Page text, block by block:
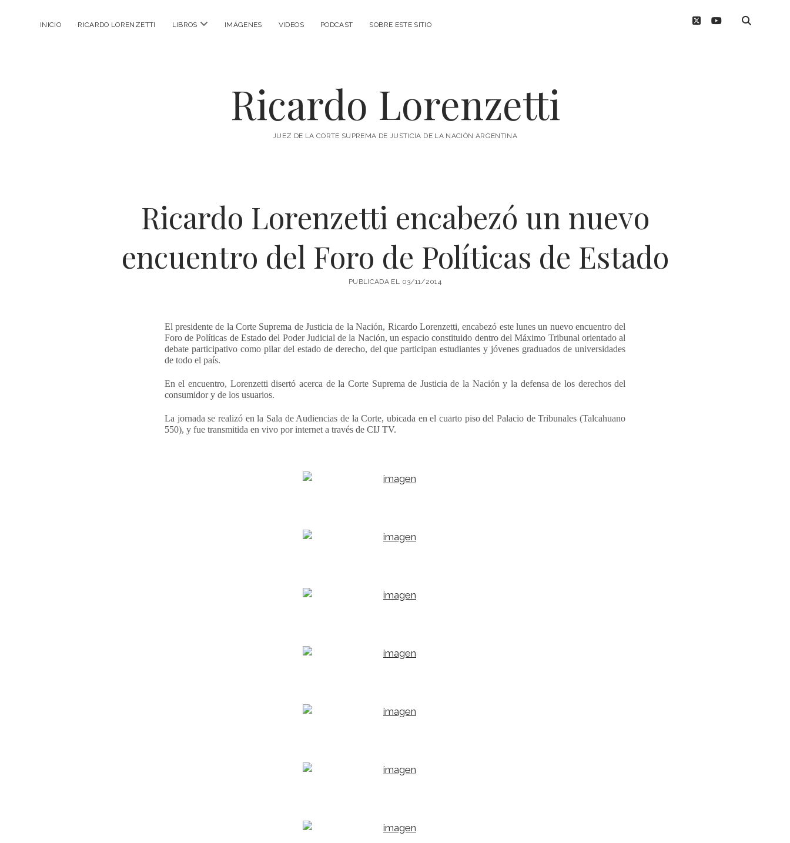
INICIO RICARDO LORENZETTI LIBROS abrir
IMÁGENES VIDEOS PODCAST SOBRE ESTE SITIO twitteryoutube
Ricardo Lorenzetti
JUEZ DE LA CORTE SUPREMA DE JUSTICIA DE LA NACIÓN ARGENTINA
Ricardo Lorenzetti encabezó un nuevo
encuentro del Foro de Políticas de Estado
PUBLICADA EL 03/11/2014
El presidente de la Corte Suprema de Justicia de la Nación, Ricardo Lorenzetti, encabezó este lunes un nuevo encuentro del
Foro de Políticas de Estado del Poder Judicial de la Nación, un espacio constituido dentro del Máximo Tribunal orientado al
debate participativo como pilar del estado de derecho, del que participan estudiantes y jóvenes graduados de universidades
de todo el país.
En el encuentro, Lorenzetti disertó acerca de la Corte Suprema de Justicia de la Nación y la defensa de los derechos del
consumidor y de los usuarios.
La jornada se realizó en la Sala de Audiencias de la Corte, ubicada en el cuarto piso del Palacio de Tribunales (Talcahuano
550), y fue transmitida en vivo por internet a través de CIJ TV.